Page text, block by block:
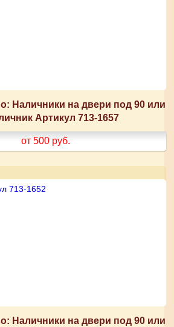
Наличники на двери под 90 или
Артикул 713-1657
от 500 руб.
Наличники на двери под 90 или